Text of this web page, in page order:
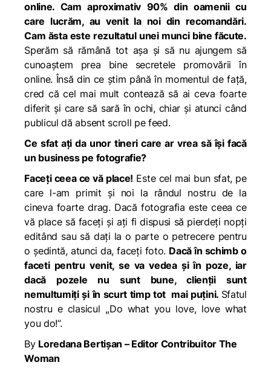
online. Cam aproximativ 90% din oamenii cu
care lucrăm, au venit la noi din recomandări.
Cam ăsta este rezultatul unei munci bine făcute.
Sperăm să rămână tot așa și să nu ajungem să
cunoaștem prea bine secretele promovării în
online. Însă din ce știm până în momentul de față,
cred că cel mai mult contează să ai ceva foarte
diferit și care să sară în ochi, chiar și atunci când
publicul dă absent scroll pe feed.
Ce sfat ați da unor tineri care ar vrea să își facă
un business pe fotografie?
Faceți ceea ce vă place! Este cel mai bun sfat, pe
care l-am primit și noi la rândul nostru de la
cineva foarte drag. Dacă fotografia este ceea ce
vă place să faceți și ați fi dispusi să pierdeți nopți
editând sau să dați la o parte o petrecere pentru
o ședintă, atunci da, faceți foto. Dacă în schimb o
faceti pentru venit, se va vedea și în poze, iar
dacă pozele nu sunt bune, clienții sunt
nemultumiți și în scurt timp tot mai puțini. Sfatul
nostru e clasicul ,,Do what you love, love what
you do!”.
By Loredana Bertișan – Editor Contribuitor The
Woman